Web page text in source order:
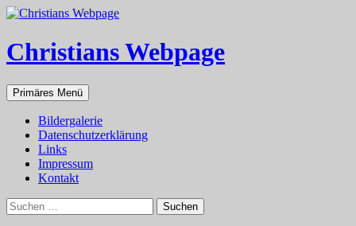
Zum
springen
Christians Webpage
Suchen
Primäres Menü
Bildergalerie
Datenschutzerklärung
Links
Impressum
Kontakt
Suchen
nach: